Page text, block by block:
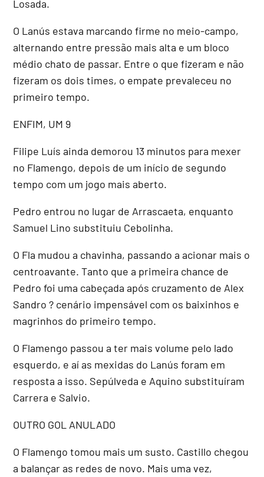
Losada.
O Lanús estava marcando firme no meio-campo,
alternando entre pressão mais alta e um bloco
médio chato de passar. Entre o que fizeram e não
fizeram os dois times, o empate prevaleceu no
primeiro tempo.
ENFIM, UM 9
Filipe Luís ainda demorou 13 minutos para mexer
no Flamengo, depois de um início de segundo
tempo com um jogo mais aberto.
Pedro entrou no lugar de Arrascaeta, enquanto
Samuel Lino substituiu Cebolinha.
O Fla mudou a chavinha, passando a acionar mais o
centroavante. Tanto que a primeira chance de
Pedro foi uma cabeçada após cruzamento de Alex
Sandro ? cenário impensável com os baixinhos e
magrinhos do primeiro tempo.
O Flamengo passou a ter mais volume pelo lado
esquerdo, e aí as mexidas do Lanús foram em
resposta a isso. Sepúlveda e Aquino substituíram
Carrera e Salvio.
OUTRO GOL ANULADO
O Flamengo tomou mais um susto. Castillo chegou
a balançar as redes de novo. Mais uma vez,